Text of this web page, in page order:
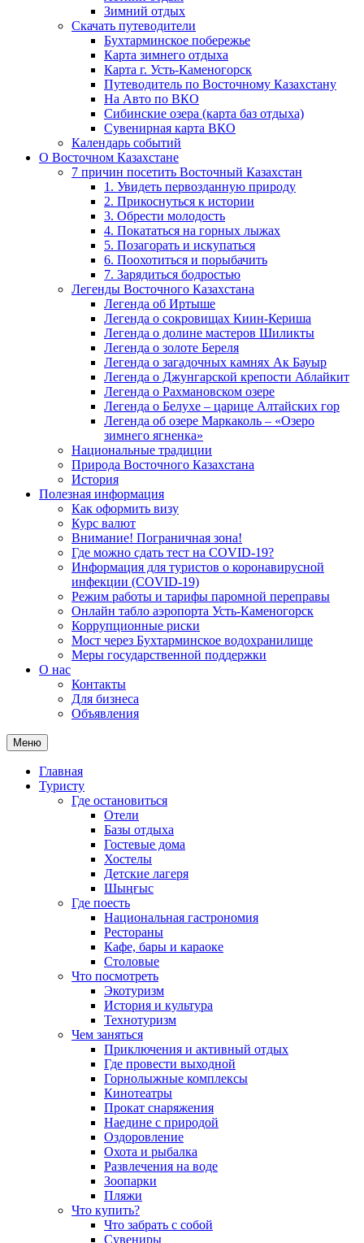
Зимний отдых
Скачать путеводители
Бухтарминское побережье
Карта зимнего отдыха
Карта г. Усть-Каменогорск
Путеводитель по Восточному Казахстану
На Авто по ВКО
Сибинские озера (карта баз отдыха)
Сувенирная карта ВКО
Календарь событий
О Восточном Казахстане
7 причин посетить Восточный Казахстан
1. Увидеть первозданную природу
2. Прикоснуться к истории
3. Обрести молодость
4. Покататься на горных лыжах
5. Позагорать и искупаться
6. Поохотиться и порыбачить
7. Зарядиться бодростью
Легенды Восточного Казахстана
Легенда об Иртыше
Легенда о сокровищах Киин-Кериша
Легенда о долине мастеров Шиликты
Легенда о золоте Береля
Легенда о загадочных камнях Ак Бауыр
Легенда о Джунгарской крепости Аблайкит
Легенда о Рахмановском озере
Легенда о Белухе – царице Алтайских гор
Легенда об озере Маркаколь – «Озеро
зимнего ягненка»
Национальные традиции
Природа Восточного Казахстана
История
Полезная информация
Как оформить визу
Курс валют
Внимание! Пограничная зона!
Где можно сдать тест на COVID-19?
Информация для туристов о коронавирусной
инфекции (COVID-19)
Режим работы и тарифы паромной переправы
Онлайн табло аэропорта Усть-Каменогорск
Коррупционные риски
Мост через Бухтарминское водохранилище
Меры государственной поддержки
О нас
Контакты
Для бизнеса
Объявления
Меню
Главная
Туристу
Где остановиться
Отели
Базы отдыха
Гостевые дома
Хостелы
Детские лагеря
Шыңғыс
Где поесть
Национальная гастрономия
Рестораны
Кафе, бары и караоке
Столовые
Что посмотреть
Экотуризм
История и культура
Технотуризм
Чем заняться
Приключения и активный отдых
Где провести выходной
Горнолыжные комплексы
Кинотеатры
Прокат снаряжения
Наедине с природой
Оздоровление
Охота и рыбалка
Развлечения на воде
Зоопарки
Пляжи
Что купить?
Что забрать с собой
Сувениры